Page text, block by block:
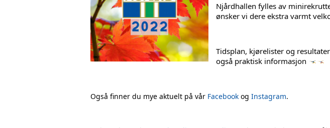
Njårdhallen fylles av
ønsker vi dere ekstra varmt
Tidsplan, kjørelister og
også praktisk informasjon
Også finner du mye aktuelt på vår Facebook og Instagram.